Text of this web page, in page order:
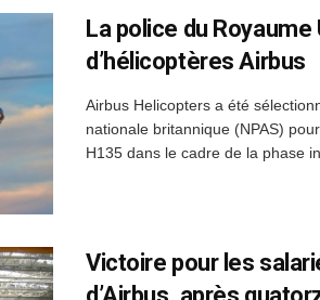
La police du Royaume
d’hélicoptères Airbus
Airbus Helicopters a été
nationale britannique (NPAS)
H135 dans le cadre de la phase
Victoire pour les